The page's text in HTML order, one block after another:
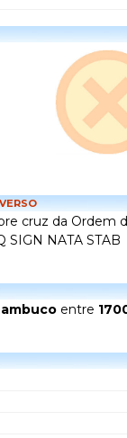
cruz da Ordem
SIGN NATA STAB
entre